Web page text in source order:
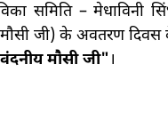
समिति – मेधाविनी
जी) के अवतरण दिवस
मौसी जी" ।